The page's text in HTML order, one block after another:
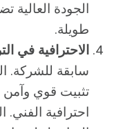
الجودة العالية
طويلة.
الاحترافية في
سابقة للشركة.
تثبيت قوي وآمن
احترافية الفني.